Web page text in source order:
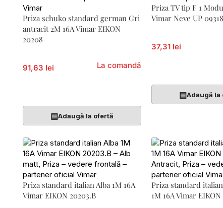
Priza schuko standard german Gri
antracit 2M 16A Vimar EIKON
20208
91,63 lei La comandă
▤Adaugă la ofertă
Priza TV tip F 1
Vimar Neve UP
37,31 lei
▤Adaugă la
Priza standard italian Alba 1M 16A
Vimar EIKON 20203.B
Priza standard
1M 16A Vimar EIKON